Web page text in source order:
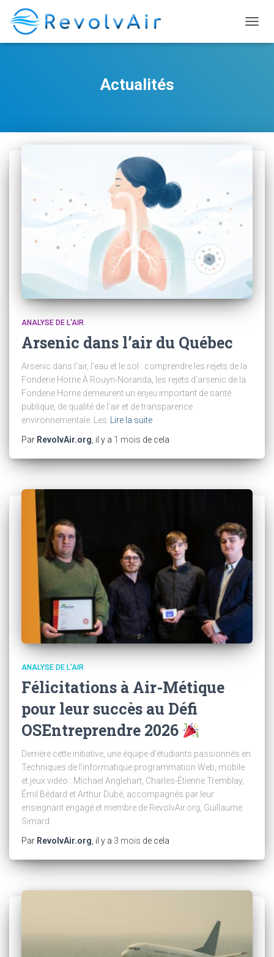
Actualités
ANALYSE DE L'AIR
Arsenic dans l’air du Québec
Arsenic dans l’air, l’eau et le sol : comprendre les rejets de la
Fonderie Horne À Rouyn-Noranda, les rejets d’arsenic de la
Fonderie Horne demeurent un enjeu important de santé
publique, de qualité de l’air et de transparence
environnementale. Les
Lire la suite
Par RevolvAir.org , il y a 1 mois de cela
ANALYSE DE L'AIR
Félicitations à Air-Métique
pour leur succès au Défi
OSEntreprendre 2026
Derrière cette initiative, une équipe d’étudiants passionnés en
Techniques de l’informatique programmation Web, mobile
et jeux vidéo : Michael Anglehart, Charles-Étienne Tremblay,
Émil Bédard et Arthur Dubé, accompagnés par leur
enseignant engagé et membre de RevolvAir.org, Guillaume
Simard.
Par RevolvAir.org , il y a 3 mois de cela